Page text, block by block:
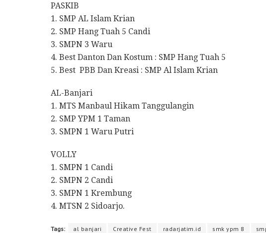
PASKIB
1. SMP AL Islam Krian
2. SMP Hang Tuah 5 Candi
3. SMPN 3 Waru
4. Best Danton Dan Kostum : SMP Hang Tuah 5
5. Best PBB Dan Kreasi : SMP Al Islam Krian
AL-Banjari
1. MTS Manbaul Hikam Tanggulangin
2. SMP YPM 1 Taman
3. SMPN 1 Waru Putri
VOLLY
1. SMPN 1 Candi
2. SMPN 2 Candi
3. SMPN 1 Krembung
4. MTSN 2 Sidoarjo.
Tags: al banjari Creative Fest radarjatim.id smk ypm 8